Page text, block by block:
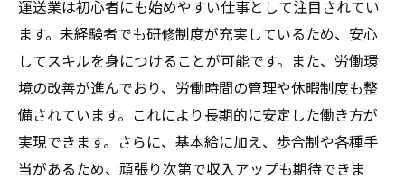
運送業は初心者にも始めやすい仕事として注目されてい
ます。未経験者でも研修制度が充実しているため、安心
してスキルを身につけることが可能です。また、労働環
境の改善が進んでおり、労働時間の管理や休暇制度も整
備されています。これにより長期的に安定した働き方が
実現できます。さらに、基本給に加え、歩合制や各種手
当があるため、頑張り次第で収入アップも期待できま